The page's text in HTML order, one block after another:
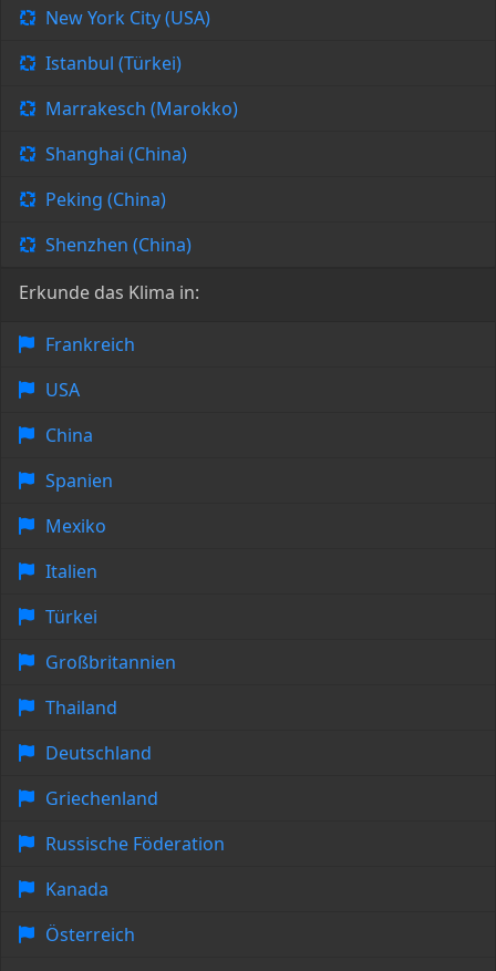
New York City (USA)
Istanbul (Türkei)
Marrakesch (Marokko)
Shanghai (China)
Peking (China)
Shenzhen (China)
Erkunde das Klima in:
Frankreich
USA
China
Spanien
Mexiko
Italien
Türkei
Großbritannien
Thailand
Deutschland
Griechenland
Russische Föderation
Kanada
Österreich